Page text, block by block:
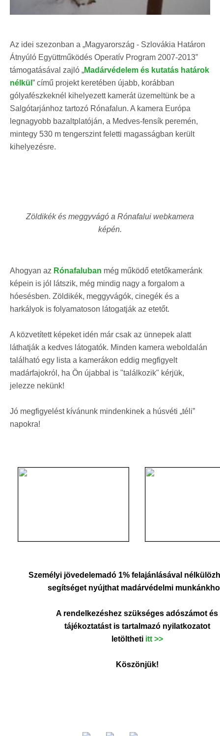
Az idei szezonban a „Magyarország - Szlovákia Határon
Átnyúló Együttműködés Operatív Program 2007-2013”
támogatásával zajló „Madárvédelem és kutatás határok
nélkül ” című projekt keretében újabb, korábban
gólyafészkeknél kihelyezett kamerát üzemeltünk be a
Salgótarjánhoz tartozó Rónafalun. A kamera Európa
legnagyobb bazaltplatóján, a Medves-fensík peremén,
mintegy 530 m tengerszint feletti magasságban került
kihelyezésre.
Zöldikék és meggyvágó a Rónafalui webkamera
képén.
Ahogyan az Rónafaluban még működő etetőkameránk
képein is jól látszik, még mindig nagy a forgalom a
hóesésben. Zöldikék, meggyvágók, cinegék és a
harkályok is folyamatoson látogatják az etetőt.
A közvetített képeket idén már csak az ünnepek alatt
láthatják a kedves látogatók. Minden kamera weboldalán
található egy lista a kamerákon eddig megfigyelt
madárfajokról, ha Ön újabbal is "találkozik" kérjük,
jelezze nekünk!
Jó megfigyelést kívánunk mindenkinek a húsvéti „téli”
napokra!
Személyi jövedelemadó 1% felajánlásával
segítséget nyújthat madárvédelmi
A rendelkezéshez szükséges adószámot és
tájékoztatást is tartalmazó nyilatkozatot
letöltheti itt >>
Köszönjük!